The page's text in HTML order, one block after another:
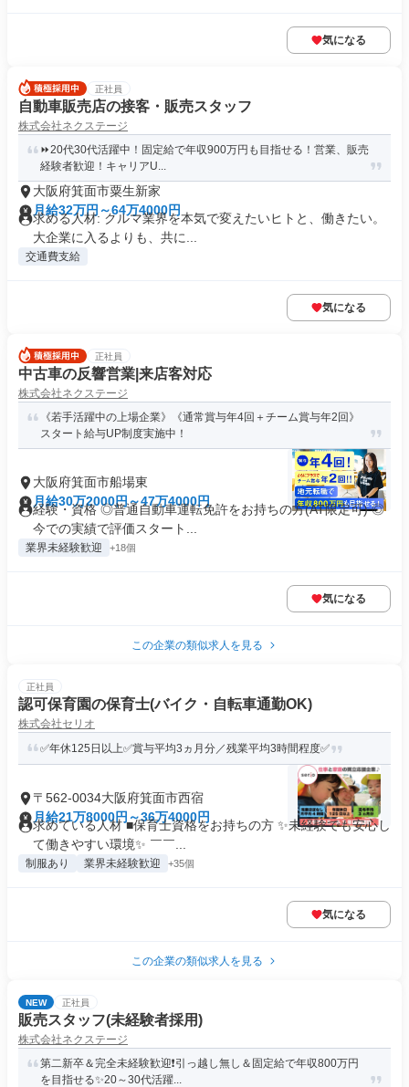
気になる
正社員
自動車販売店の接客・販売スタッフ
株式会社ネクステージ
⏩️20代30代活躍中！固定給で年収900万円も目指せる！営業、販売
経験者歓迎！キャリアU...
大阪府箕面市粟生新家
月給32万円～64万4000円
求める人材: クルマ業界を本気で変えたいヒトと、働きたい。
大企業に入るよりも、共に...
交通費支給
気になる
正社員
中古車の反響営業|来店客対応
株式会社ネクステージ
《若手活躍中の上場企業》《通常賞与年4回＋チーム賞与年2回》
スタート給与UP制度実施中！
大阪府箕面市船場東
月給30万2000円～47万4000円
経験・資格 ◎普通自動車運転免許をお持ちの方(AT限定可) ◎
今での実績で評価スタート...
業界未経験歓迎 +18個
気になる
この企業の類似求人を見る
正社員
認可保育園の保育士(バイク・自転車通勤OK)
株式会社セリオ
✅年休125日以上✅賞与平均3ヵ月分／残業平均3時間程度✅
〒562-0034大阪府箕面市西宿
月給21万8000円～36万4000円
求めている人材 ■保育士資格をお持ちの方 ✨未経験でも安心し
て働きやすい環境✨ ￣￣...
制服あり 業界未経験歓迎 +35個
気になる
この企業の類似求人を見る
NEW 正社員
販売スタッフ(未経験者採用)
株式会社ネクステージ
第二新卒＆完全未経験歓迎❗引っ越し無し＆固定給で年収800万円
を目指せる✨20～30代活躍...